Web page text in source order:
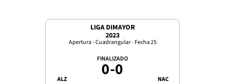
LIGA DIMAYOR
2023
Apertura - Cuadrangular - Fecha 25
ALZ
FINALIZADO
0-0 NAC